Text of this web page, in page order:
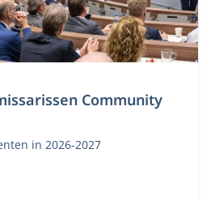
Community
in 2026-2027